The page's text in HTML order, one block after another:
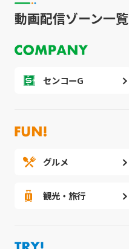
動画配信ゾーン一覧
センコーG
グルメ
観光・旅行